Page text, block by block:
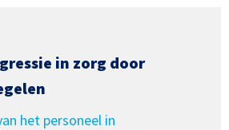
in zorg door
het personeel in